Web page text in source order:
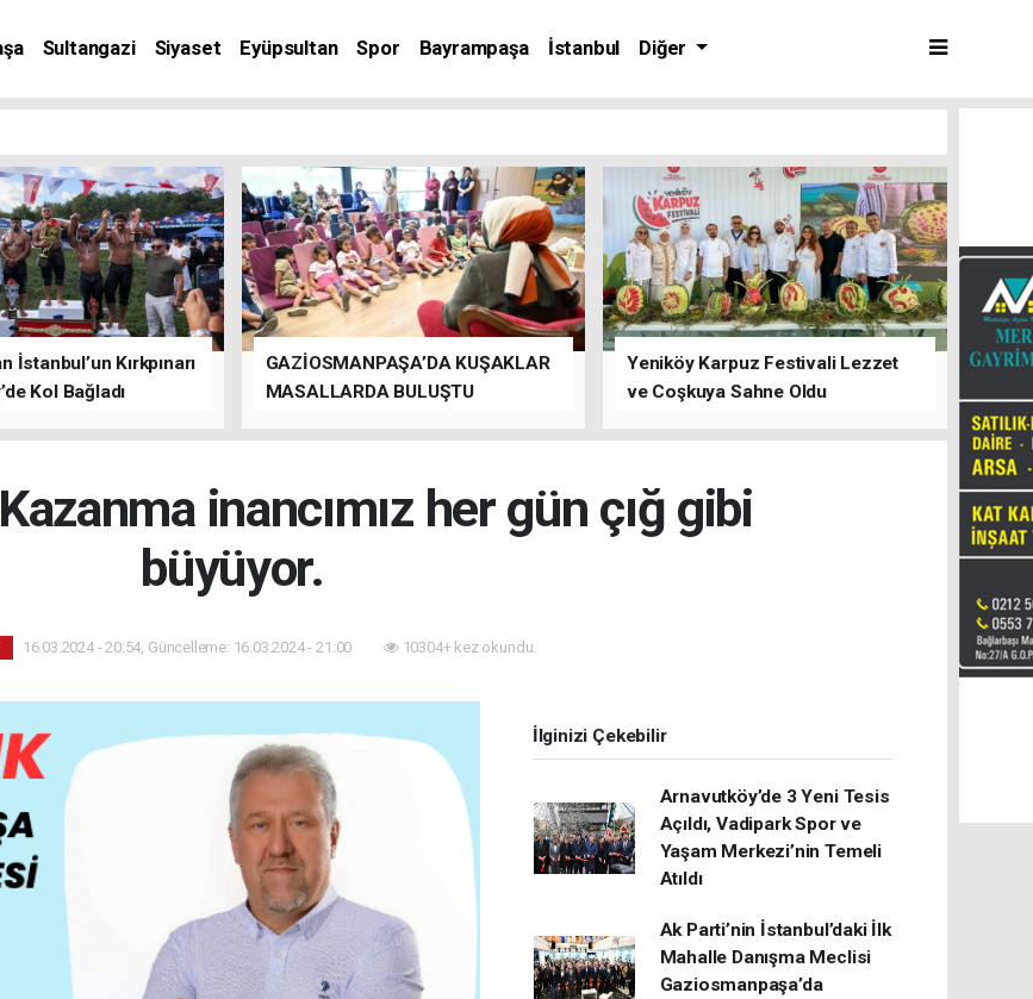
Sultangazi Siyaset Eyüpsultan Spor Bayrampaşa İstanbul Diğer
İstanbul’un Kırkpınarı
Kol Bağladı
GAZİOSMANPAŞA’DA KUŞAKLAR
MASALLARDA BULUŞTU
Yeniköy Karpuz Festivali Lezzet
ve Coşkuya Sahne Oldu
inancımız her gün çığ gibi
büyüyor.
16.03.2024 - 20:54, Güncelleme: 16.03.2024 - 21:00 10304+ kez okundu.
İlginizi Çekebilir
Arnavutköy’de 3 Yeni Tesis
Açıldı, Vadipark Spor ve
Yaşam Merkezi’nin Temeli
Atıldı
Ak Parti’nin İstanbul’daki İlk
Mahalle Danışma Meclisi
Gaziosmanpaşa’da